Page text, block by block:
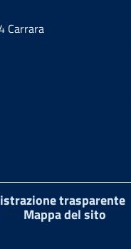
Carrara
trasparente
Mappa del sito